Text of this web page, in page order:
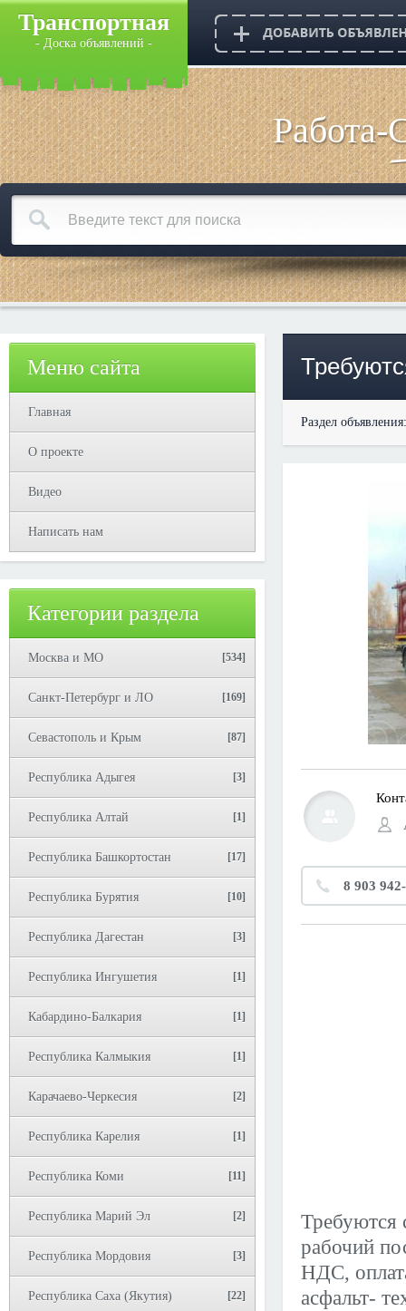
Транспортная
- Доска объявлений -
Меню сайта
Главная
О проекте
Видео
Написать нам
Категории раздела
Москва и МО [534]
Санкт-Петербург и ЛО [169]
Севастополь и Крым [87]
Республика Адыгея [3]
Республика Алтай [1]
Республика Башкортостан [17]
Республика Бурятия [10]
Республика Дагестан [3]
Республика Ингушетия [1]
Кабардино-Балкария [1]
Республика Калмыкия [1]
Карачаево-Черкесия [2]
Республика Карелия [1]
Республика Коми [11]
Республика Марий Эл [2]
Республика Мордовия [3]
Республика Саха (Якутия) [22]
Раздел
8 903
Требуются
рабочий
НДС,
асфальт-